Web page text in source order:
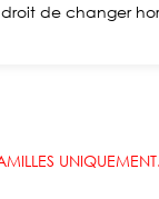
de changer
UNIQUEMENT.